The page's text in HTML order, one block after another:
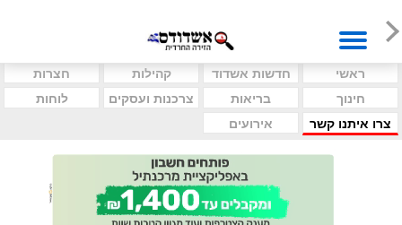
ראשי חדשות אשדוד קהילות
חצרות
חינוך
בריאות צרכנות ועסקים
לוחות
צרו איתנו קשר
אירועים